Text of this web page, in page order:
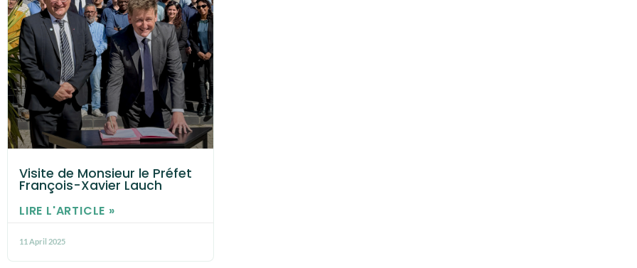
Visite de Monsieur le Préfet
François-Xavier Lauch
LIRE L'ARTICLE »
11 April 2025